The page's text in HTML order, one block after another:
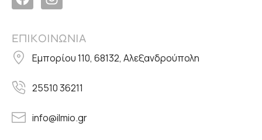
ΕΠΙΚΟΙΝΩΝΙΑ
Εμπορίου 110, 68132, Αλεξανδρούπολη
25510 36211
info@ilmio.gr